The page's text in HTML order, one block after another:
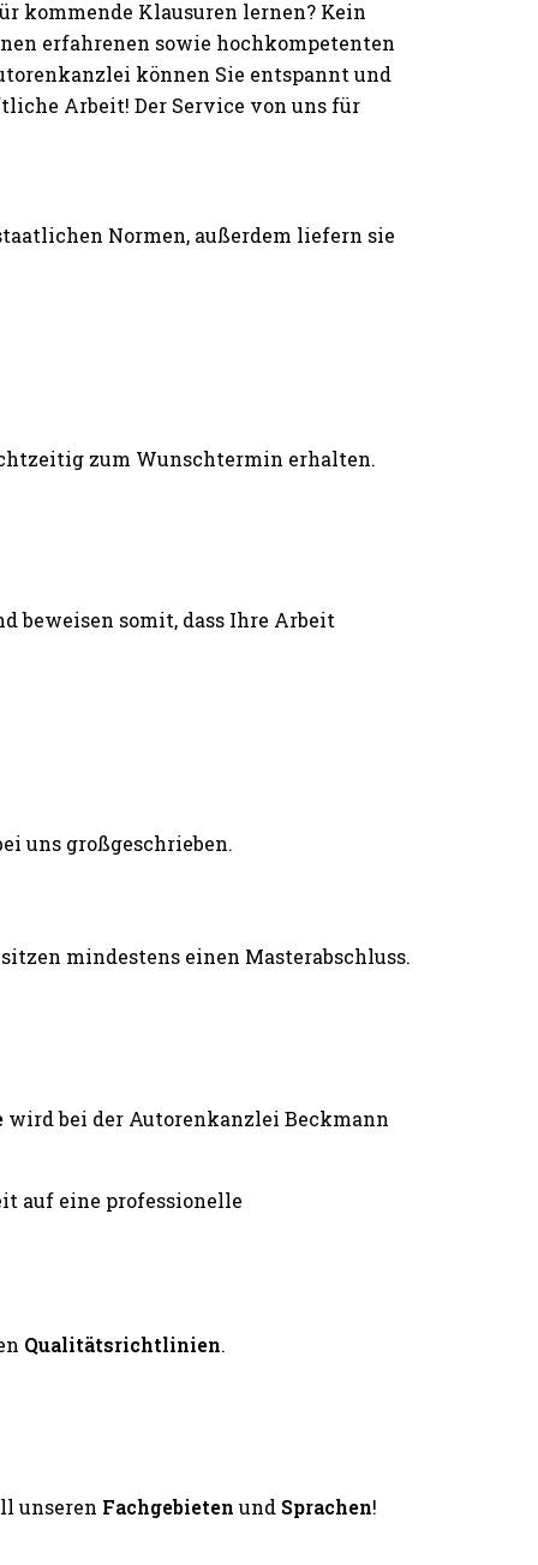
kommende Klausuren lernen? Kein
erfahrenen sowie hochkompetenten
können Sie entspannt und
Arbeit! Der Service von uns für
Normen, außerdem liefern sie
zum Wunschtermin erhalten.
beweisen somit, dass Ihre Arbeit
mindestens einen Masterabschluss.
wird bei der Autorenkanzlei Beckmann
Qualitätsrichtlinien.
unseren Fachgebieten und Sprachen!